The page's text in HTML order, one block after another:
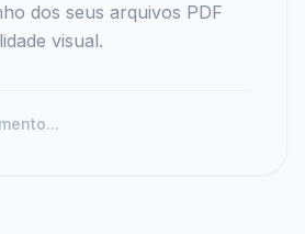
dos seus arquivos PDF
visual.